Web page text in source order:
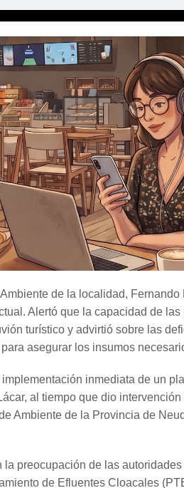
de la localidad,
Alertó que la capacidad de
turístico y advirtió sobre las
asegurar los insumos
inmediata de un
al tiempo que dio
Ambiente de la Provincia de
preocupación de las
de Efluentes Cloacales